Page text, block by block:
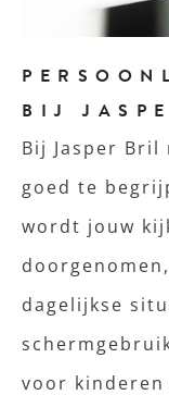
BIJ
Bij Jasper
goed te
wordt jouw
dagelijkse
voor